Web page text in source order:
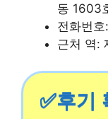
동 1603
전화번
근처 역:
✅후기